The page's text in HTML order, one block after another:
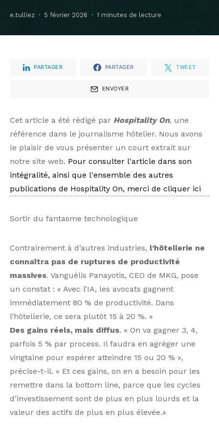
e.tulliez 5 février 2026 1 minutes de lecture
PARTAGER PARTAGER TWEET
ENVOYER
Cet article a été rédigé par Hospitality On, une
référence dans le journalisme hôtelier. Nous avons
le plaisir de vous présenter un court extrait sur
notre site web. Pour consulter l'article dans son
intégralité, ainsi que l'ensemble des autres
publications de Hospitality On, merci de cliquer ici
Sortir du fantasme technologique
Contrairement à d’autres industries, l’hôtellerie ne
connaîtra pas de ruptures de productivité
massives. Vanguélis Panayotis, CEO de MKG, pose
un constat : « Avec l’IA, les avocats gagnent
immédiatement 80 % de productivité. Dans
l’hôtellerie, ce sera plutôt 15 à 20 %. »
Des gains réels, mais diffus. « On va gagner 3, 4,
parfois 5 % par process. Il faudra en agréger une
vingtaine pour espérer atteindre 15 ou 20 % »,
précise-t-il. « Et ces gains, on en a besoin pour les
remettre dans la bottom line, parce que les cycles
d’investissement sont de plus en plus lourds et la
valeur des actifs de plus en plus élevée.»